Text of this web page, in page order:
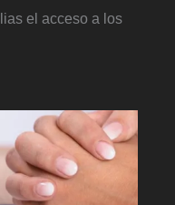
el acceso a los